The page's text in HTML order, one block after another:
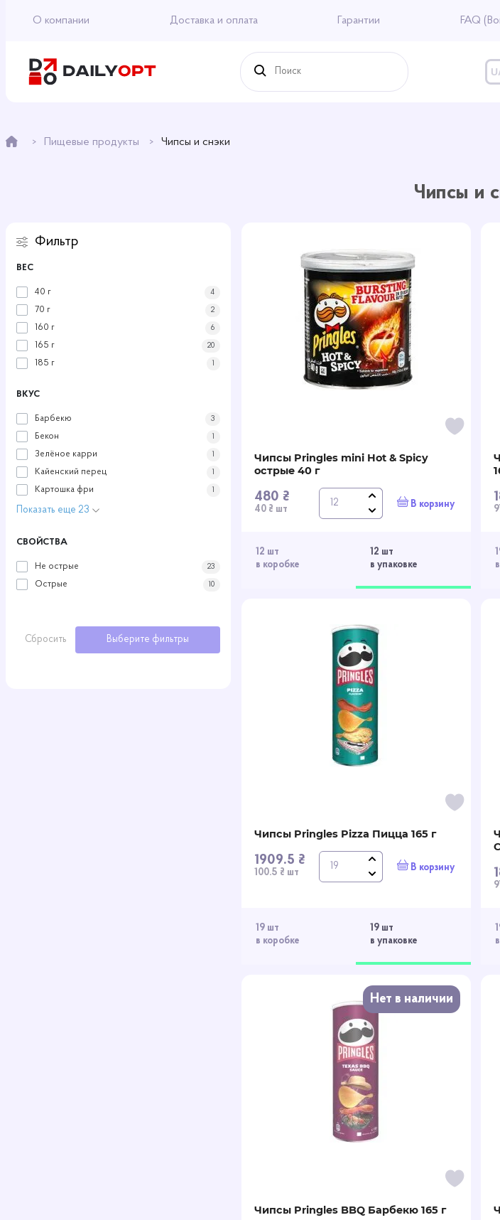
О компании Доставка и оплата Гарантии FAQ
Пищевые продукты Чипсы и снэки
Чипсы и
Фильтр
ВЕС
40 г 4
70 г 2
160 г 6
165 г 20
185 г 1
ВКУС
Барбекю 3
Бекон 1
Зелёное карри 1
Кайенский перец 1
Картошка фри 1
Показать еще 23
СВОЙСТВА
Не острые 23
Острые 10
Сбросить Выберите фильтры
12 шт
в коробке
12 шт
в упаковке
Чипсы Pringles mini Hot & Spicy
острые 40 г
480 ₴
40 ₴ шт В корзину
19 шт
в коробке
19 шт
в упаковке
Чипсы Pringles Pizza Пицца 165 г
1909.5 ₴
100.5 ₴ шт В корзину
Нет в наличии
Чипсы Pringles BBQ Барбекю 165 г